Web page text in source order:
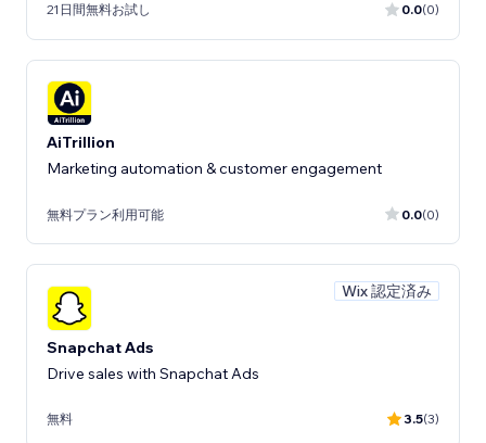
21日間無料お試し 0.0(0)
AiTrillion
Marketing automation & customer engagement
無料プラン利用可能 0.0(0)
Wix 認定済み
Snapchat Ads
Drive sales with Snapchat Ads
無料 3.5(3)